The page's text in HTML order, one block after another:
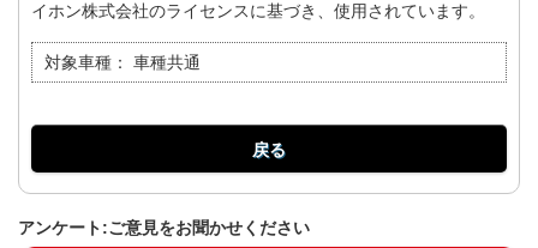
イホン株式会社のライセンスに基づき、使用されています。
対象車種： 車種共通
戻る
アンケート:ご意見をお聞かせください